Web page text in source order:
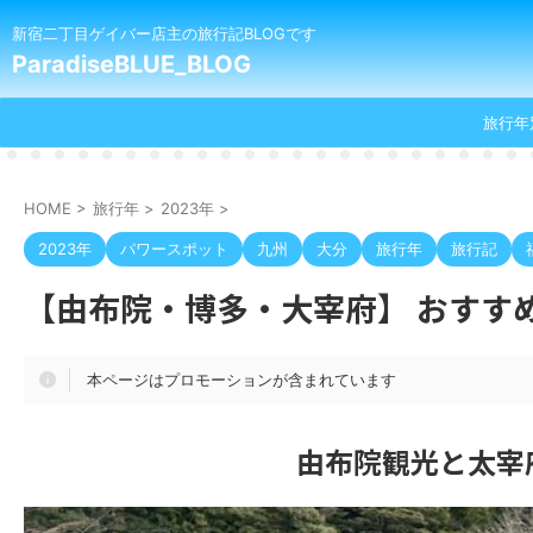
新宿二丁目ゲイバー店主の旅行記BLOGです
ParadiseBLUE_BLOG
旅行年
HOME > 旅行年 > 2023年 >
2023年 パワースポット 九州 大分 旅行年 旅行記
【由布院・博多・大宰府】 おす
本ページはプロモーションが含まれています
由布院観光と太